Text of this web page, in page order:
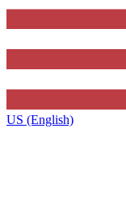
US (English)